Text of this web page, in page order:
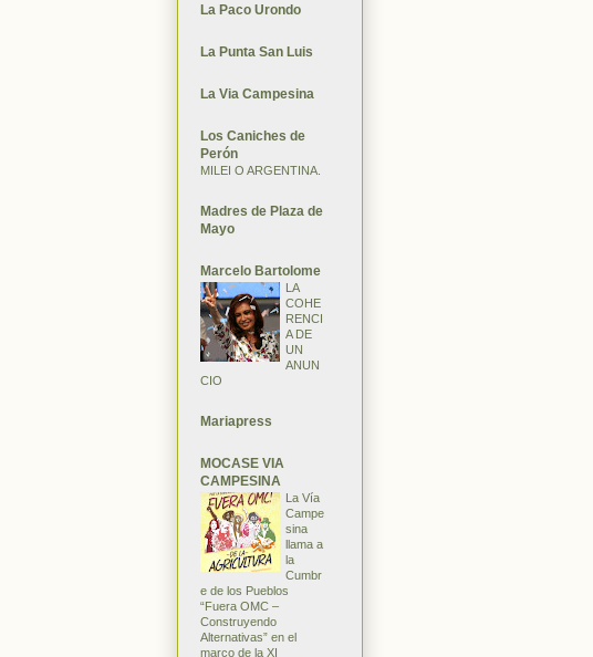
La Paco Urondo
La Punta San Luis
La Via Campesina
Los Caniches de
Perón
MILEI O ARGENTINA.
Madres de Plaza de
Mayo
Marcelo Bartolome
LA
COHE
RENCI
A DE
UN
ANUN
CIO
Mariapress
MOCASE VIA
CAMPESINA
La Vía
Campe
sina
llama a
la
Cumbr
e de los Pueblos
“Fuera OMC –
Construyendo
Alternativas” en el
marco de la XI